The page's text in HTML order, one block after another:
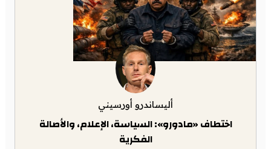
أليساندرو أورسيني
اختطاف «مادورو»: السياسة، الإعلام، والأصالة
الفكرية